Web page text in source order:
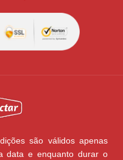
são válidos apenas
data e enquanto durar o